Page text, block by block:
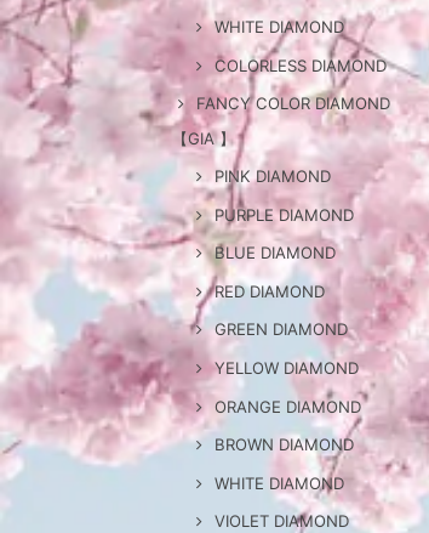
WHITE DIAMOND
COLORLESS DIAMOND
FANCY COLOR DIAMOND
【GIA 】
PINK DIAMOND
PURPLE DIAMOND
BLUE DIAMOND
RED DIAMOND
GREEN DIAMOND
YELLOW DIAMOND
ORANGE DIAMOND
BROWN DIAMOND
WHITE DIAMOND
VIOLET DIAMOND